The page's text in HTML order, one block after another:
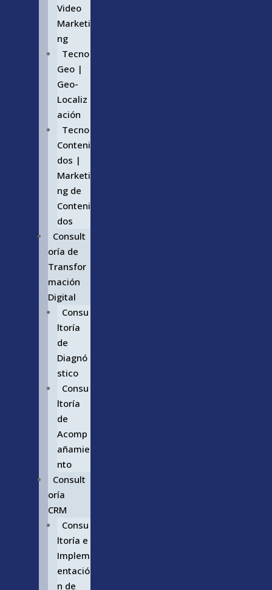
Video
Marketi
ng
Tecno
Geo |
Geo-
Localiz
ación
Tecno
Conteni
dos |
Marketi
ng de
Conteni
dos
Consult
oría de
Transfor
mación
Digital
Consu
ltoría
de
Diagnó
stico
Consu
ltoría
de
Acomp
añamie
nto
Consult
oría
CRM
Consu
ltoría e
Implem
entació
n de